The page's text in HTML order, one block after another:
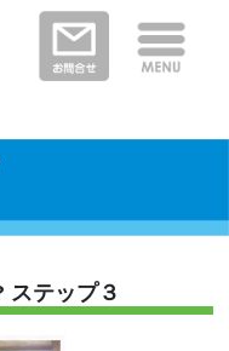
ステップ３